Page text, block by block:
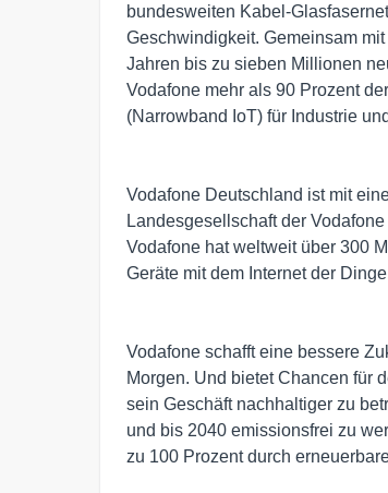
bundesweiten Kabel-
Geschwindigkeit. Gemeinsam
Jahren bis zu sieben Millionen
Vodafone mehr als 90 Prozent
(Narrowband IoT) für Industrie
Vodafone Deutschland ist mit
Landesgesellschaft der
Vodafone hat weltweit über 300
Geräte mit dem Internet der
Vodafone schafft eine bessere
Morgen. Und bietet Chancen für
sein Geschäft nachhaltiger zu
und bis 2040 emissionsfrei zu
zu 100 Prozent durch